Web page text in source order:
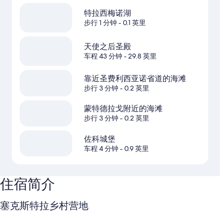
特拉西梅诺湖
步行 1 分钟- 0.1 英里
天使之后圣殿
车程 43 分钟- 29.8 英里
靠近圣费利西亚诺省道的海滩
步行 3 分钟- 0.2 英里
蒙特德拉戈附近的海滩
步行 3 分钟- 0.2 英里
佐科城堡
车程 4 分钟- 0.9 英里
住宿简介
塞克斯特拉乡村营地